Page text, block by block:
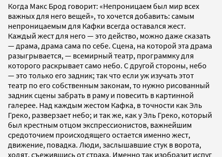
Когда Макс Брод говорит: «Непроницаем был мир всех
важных для него вещей», то хочется добавить: самым
непроницаемым для Кафки всегда оставался жест.
Каждый жест для него — это действо, можно даже сказать
— драма, драма сама по себе. Сцена, на которой эта драма
разыгрывается, — всемирный театр, программку для
которого раскрывает само небо. С другой стороны, небо
— это только его задник; так что если уж изучать этот
театр по его собственным законам, то нужно рисованный
задник сцены забрать в раму и повесить в картинной
галерее. Над каждым жестом Кафка, в точности как Эль
Греко, разверзает небо; и так же, как у Эль Греко, который
был крестным отцом экспрессионистов, важнейшим
средоточием происходящего остается именно жест,
движение, повадка. Люди, заслышавшие стук в ворота,
ходят, съежившись от страха. Именно так изобразит испуг